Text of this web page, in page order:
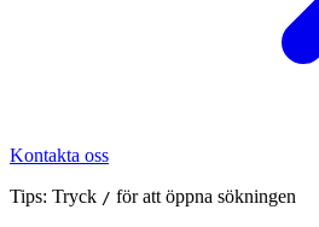
Kontakta oss
Tips: Tryck / för att öppna sökningen